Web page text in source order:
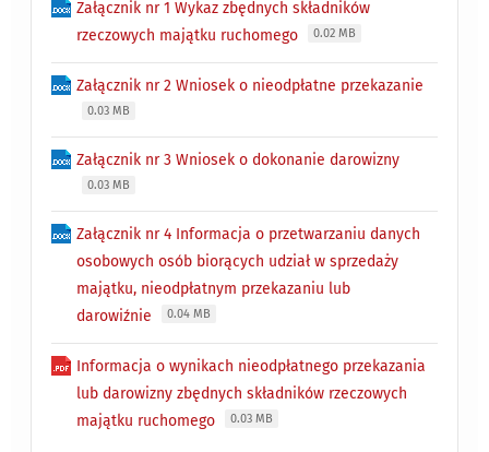
Załącznik nr 1 Wykaz zbędnych składników
rzeczowych majątku ruchomego
0.02 MB
Załącznik nr 2 Wniosek o nieodpłatne przekazanie
0.03 MB
Załącznik nr 3 Wniosek o dokonanie darowizny
0.03 MB
Załącznik nr 4 Informacja o przetwarzaniu danych
osobowych osób biorących udział w sprzedaży
majątku, nieodpłatnym przekazaniu lub
darowiźnie
0.04 MB
Informacja o wynikach nieodpłatnego przekazania
lub darowizny zbędnych składników rzeczowych
majątku ruchomego
0.03 MB